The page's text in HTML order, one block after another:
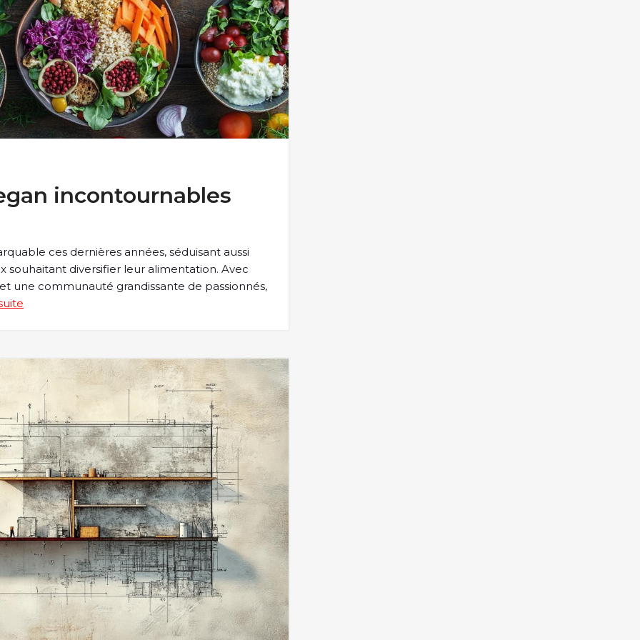
incontournables
ces dernières années, séduisant aussi
souhaitant diversifier leur alimentation. Avec
une communauté grandissante de passionnés,